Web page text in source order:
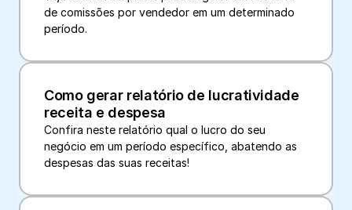
de comissões por vendedor em um determinado
período.
Como gerar relatório de lucratividade
receita e despesa
Confira neste relatório qual o lucro do seu
negócio em um período específico, abatendo as
despesas das suas receitas!